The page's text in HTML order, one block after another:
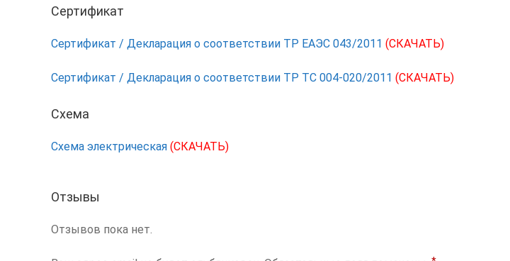
Сертификат
Сертификат / Декларация о соответствии ТР ЕАЭС 043/2011 (СКАЧАТЬ)
Сертификат / Декларация о соответствии ТР ТС 004-020/2011 (СКАЧАТЬ)
Схема
Схема электрическая (СКАЧАТЬ)
Отзывы
Отзывов пока нет.